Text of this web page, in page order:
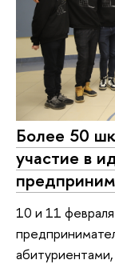
Более 50
участие в
10 и 11